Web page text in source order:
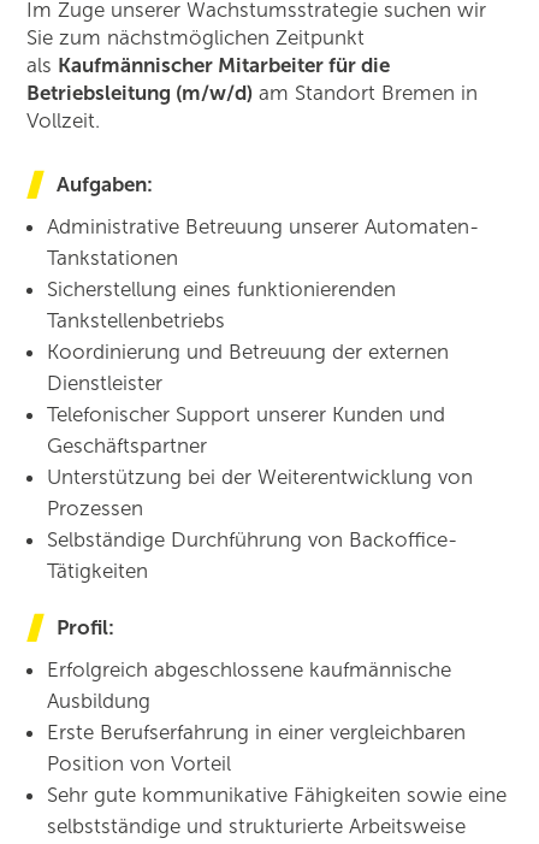
Im Zuge unserer Wachstumsstrategie suchen wir
Sie zum nächstmöglichen Zeitpunkt
als Kaufmännischer Mitarbeiter für die
Betriebsleitung (m/w/d) am Standort Bremen in
Vollzeit.
Aufgaben:
Administrative Betreuung unserer Automaten-
Tankstationen
Sicherstellung eines funktionierenden
Tankstellenbetriebs
Koordinierung und Betreuung der externen
Dienstleister
Telefonischer Support unserer Kunden und
Geschäftspartner
Unterstützung bei der Weiterentwicklung von
Prozessen
Selbständige Durchführung von Backoffice-
Tätigkeiten
Profil:
Erfolgreich abgeschlossene kaufmännische
Ausbildung
Erste Berufserfahrung in einer vergleichbaren
Position von Vorteil
Sehr gute kommunikative Fähigkeiten sowie eine
selbstständige und strukturierte Arbeitsweise